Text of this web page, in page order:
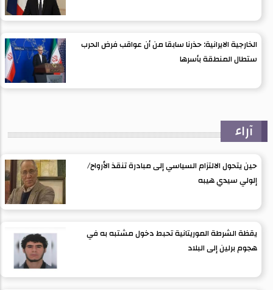
الخارجية الايرانية: حذرنا سابقا من أن عواقب فرض الحرب
ستطال المنطقة بأسرها
آراء
حين يتحول الالتزام السياسي إلى مبادرة تنقذ الأرواح/
إلولي سيدي هيبه
يقظة الشرطة الموريتانية تحبط دخول مشتبه به في
هجوم برلين إلى البلاد